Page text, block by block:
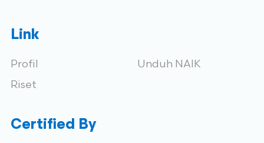
Link
Profil
Riset
Unduh NAIK
Certified By